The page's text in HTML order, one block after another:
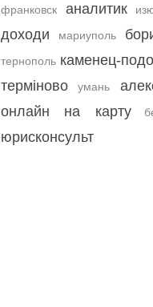
франковск аналитик
доходи мариуполь
тернополь каменец-
терміново
умань
онлайн на карту
юрисконсульт